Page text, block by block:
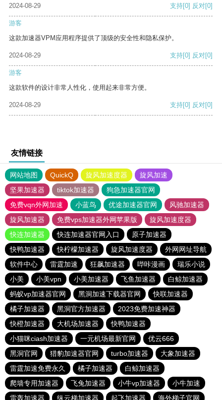
2024-08-29
支持[0] 反对[0]
游客
这款加速器VPM应用程序提供了顶级的安全性和隐私保护。
2024-08-29 支持[0] 反对[0]
游客
这款软件的设计非常人性化，使用起来非常方便。
2024-08-29 支持[0] 反对[0]
友情链接
网站地图 QuickQ 旋风加速度器
旋风加速
坚果加速器
tiktok加速器
狗急加速器官网
免费vqn外网加速
小蓝鸟 优途加速器官网
风驰加速器
旋风加速器
免费vps加速器外网苹果版
旋风加速度器
快连加速器
快连加速器官网入口
原子加速器
快鸭加速器
快柠檬加速器 旋风加速度器
外网网址导航
软件中心
雷霆加速 狂飙加速器 哔咔漫画
瑞乐小说
小美
小美vpn 小美加速器 飞鱼加速器
白鲸加速器
蚂蚁vp加速器官网
黑洞加速下载器官网
快联加速器
橘子加速器
黑洞官方加速器
2023免费加速神器
快橙加速器
大机场加速器
快鸭加速器
小猫咪ciash加速器
一元机场最新官网
优云666
黑洞官网
猎豹加速器官网 turbo加速器
大象加速器
雷霆加速免费永久
橘子加速器
白鲸加速器
爬墙专用加速器
飞兔加速器 小牛vp加速器
小牛加速
雷轰加速器
纵云梯加速器 起飞加速器 海外梯子官网